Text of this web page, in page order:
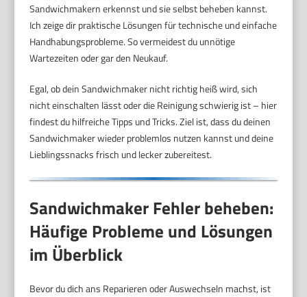
Sandwichmakern erkennst und sie selbst beheben kannst.
Ich zeige dir praktische Lösungen für technische und einfache
Handhabungsprobleme. So vermeidest du unnötige
Wartezeiten oder gar den Neukauf.
Egal, ob dein Sandwichmaker nicht richtig heiß wird, sich
nicht einschalten lässt oder die Reinigung schwierig ist – hier
findest du hilfreiche Tipps und Tricks. Ziel ist, dass du deinen
Sandwichmaker wieder problemlos nutzen kannst und deine
Lieblingssnacks frisch und lecker zubereitest.
Sandwichmaker Fehler beheben:
Häufige Probleme und Lösungen
im Überblick
Bevor du dich ans Reparieren oder Auswechseln machst, ist